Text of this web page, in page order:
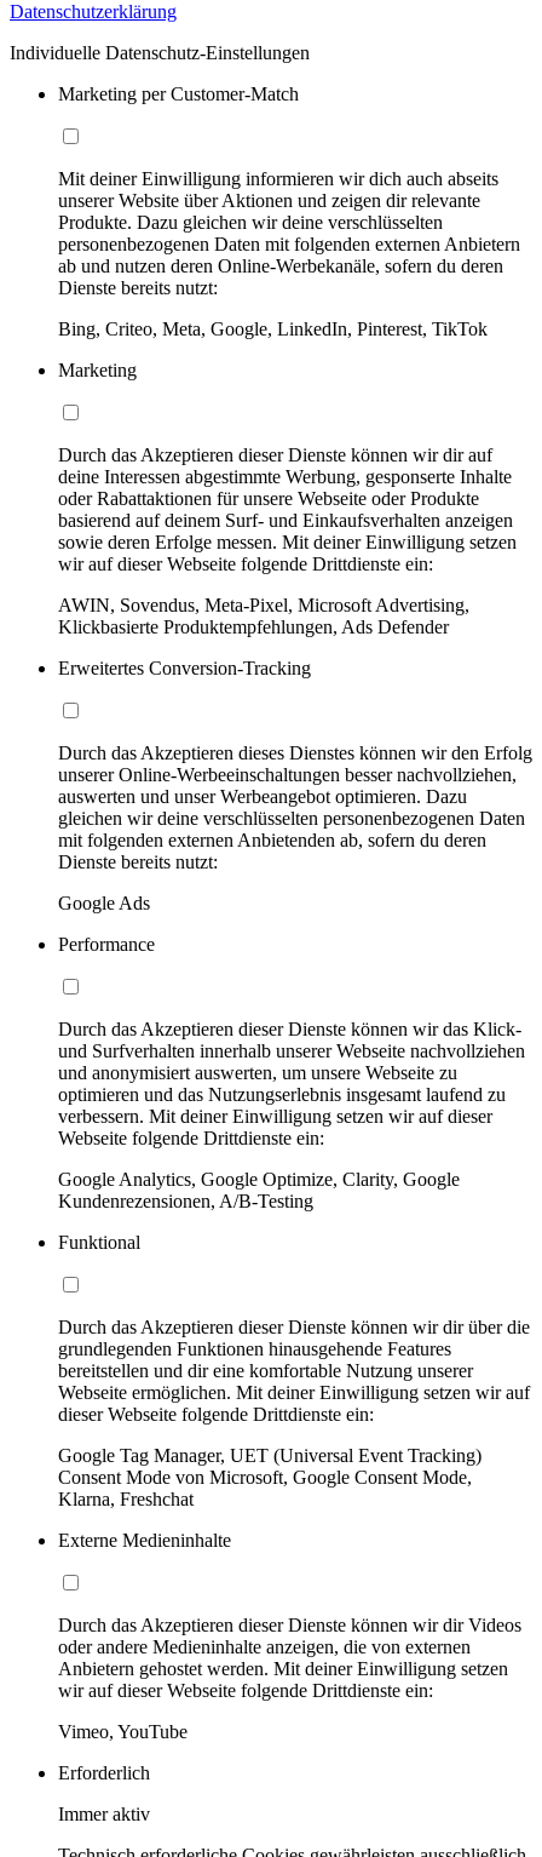
Datenschutzerklärung
Individuelle Datenschutz-Einstellungen
Marketing per Customer-Match
Mit deiner Einwilligung informieren wir dich auch abseits
unserer Website über Aktionen und zeigen dir relevante
Produkte. Dazu gleichen wir deine verschlüsselten
personenbezogenen Daten mit folgenden externen Anbietern
ab und nutzen deren Online-Werbekanäle, sofern du deren
Dienste bereits nutzt:
Bing, Criteo, Meta, Google, LinkedIn, Pinterest, TikTok
Marketing
Durch das Akzeptieren dieser Dienste können wir dir auf
deine Interessen abgestimmte Werbung, gesponserte Inhalte
oder Rabattaktionen für unsere Webseite oder Produkte
basierend auf deinem Surf- und Einkaufsverhalten anzeigen
sowie deren Erfolge messen. Mit deiner Einwilligung setzen
wir auf dieser Webseite folgende Drittdienste ein:
AWIN, Sovendus, Meta-Pixel, Microsoft Advertising,
Klickbasierte Produktempfehlungen, Ads Defender
Erweitertes Conversion-Tracking
Durch das Akzeptieren dieses Dienstes können wir den Erfolg
unserer Online-Werbeeinschaltungen besser nachvollziehen,
auswerten und unser Werbeangebot optimieren. Dazu
gleichen wir deine verschlüsselten personenbezogenen Daten
mit folgenden externen Anbietenden ab, sofern du deren
Dienste bereits nutzt:
Google Ads
Performance
Durch das Akzeptieren dieser Dienste können wir das Klick-
und Surfverhalten innerhalb unserer Webseite nachvollziehen
und anonymisiert auswerten, um unsere Webseite zu
optimieren und das Nutzungserlebnis insgesamt laufend zu
verbessern. Mit deiner Einwilligung setzen wir auf dieser
Webseite folgende Drittdienste ein:
Google Analytics, Google Optimize, Clarity, Google
Kundenrezensionen, A/B-Testing
Funktional
Durch das Akzeptieren dieser Dienste können wir dir über die
grundlegenden Funktionen hinausgehende Features
bereitstellen und dir eine komfortable Nutzung unserer
Webseite ermöglichen. Mit deiner Einwilligung setzen wir auf
dieser Webseite folgende Drittdienste ein:
Google Tag Manager, UET (Universal Event Tracking)
Consent Mode von Microsoft, Google Consent Mode,
Klarna, Freshchat
Externe Medieninhalte
Durch das Akzeptieren dieser Dienste können wir dir Videos
oder andere Medieninhalte anzeigen, die von externen
Anbietern gehostet werden. Mit deiner Einwilligung setzen
wir auf dieser Webseite folgende Drittdienste ein:
Vimeo, YouTube
Erforderlich
Immer aktiv